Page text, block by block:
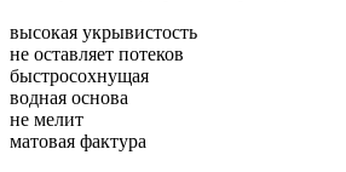
высокая укрывистость
не оставляет потеков
быстросохнущая
водная основа
не мелит
матовая фактура